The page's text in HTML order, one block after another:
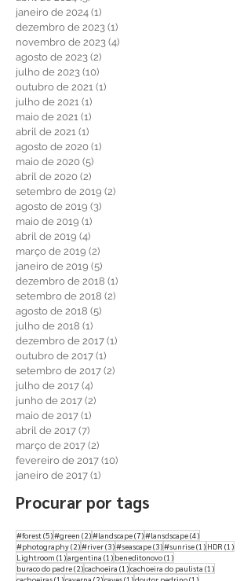
julho de 2024 (7)7 posts
abril de 2024 (3)3 posts
janeiro de 2024 (1)1 post
dezembro de 2023
novembro de 2023
agosto de 2023 (2)2 posts
julho de 2023 (10)
outubro de 2021
julho de 2021 (1)
maio de 2021 (1) 1 post
abril de 2021 (1)1 post
agosto de 2020
maio de 2020 (5)5 posts
abril de 2020 (2)2 posts
setembro de 2019
agosto de 2019
maio de 2019 (1)1 post
abril de 2019 (4) 4 posts
março de 2019 (2)2 posts
janeiro de 2019 (5) 5 posts
dezembro de 2018
setembro de 2018
agosto de 2018 (5)5 posts
julho de 2018 (1)1 post
dezembro de 2017 (1)
outubro de 2017
setembro de 2017
julho de 2017 (4)
junho de 2017 (2)
maio de 2017 (1)1 post
abril de 2017 (7)7 posts
março de 2017 (2)2 posts
janeiro de 2017
(1)1 post
Procurar por tags
#forest(5)5 posts
#green(2)2 posts
#landscape(7)7 posts
#lansdscape(4)4 posts
#photography(2)2 posts
#river (3)3 posts
#seascape(3)3 posts
#sunrise(1)1 post
HDR